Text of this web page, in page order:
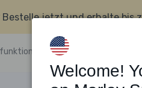
Bestelle jetzt und erhalte bis
Kundenservice
Welcome!